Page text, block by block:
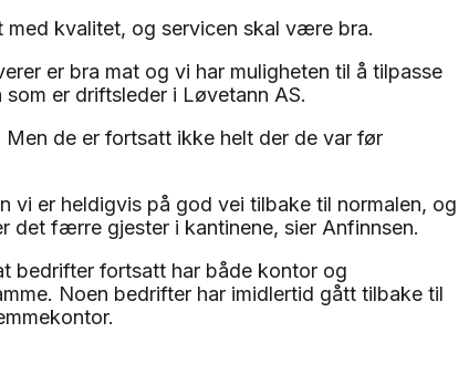
med kvalitet, og servicen skal være bra.
er bra mat og vi har muligheten til å tilpasse
er driftsleder i Løvetann AS.
de er fortsatt ikke helt der de var før
er heldigvis på god vei tilbake til normalen, og
det færre gjester i kantinene, sier Anfinnsen.
bedrifter fortsatt har både kontor og
Noen bedrifter har imidlertid gått tilbake til